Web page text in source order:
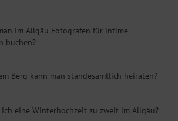
im Allgäu Fotografen für intime
buchen?
Berg kann man standesamtlich heiraten?
eine Winterhochzeit zu zweit im Allgäu?